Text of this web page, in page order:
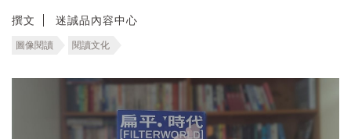
撰文 迷誠品內容中心
圖像閱讀 閱讀文化